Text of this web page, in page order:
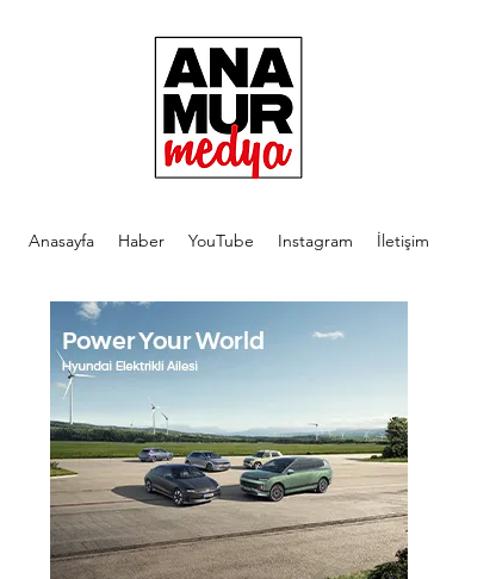
Anasayfa Haber YouTube Instagram İletişim